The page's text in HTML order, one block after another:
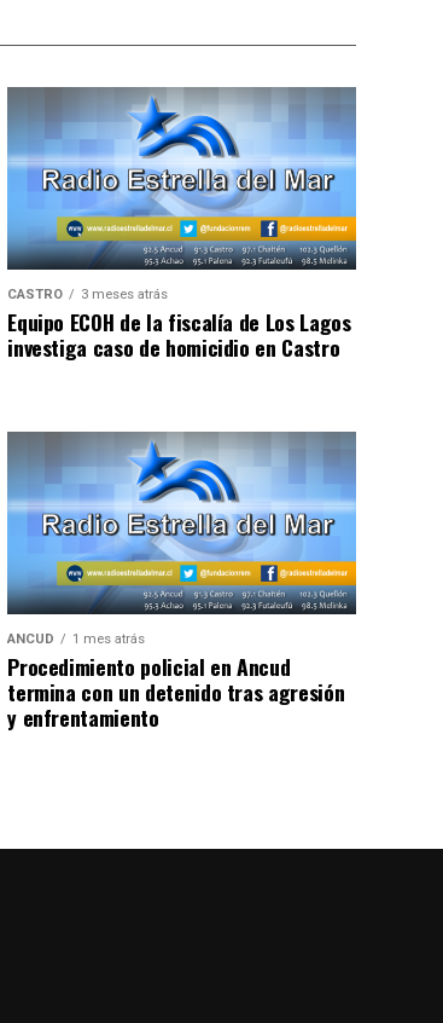
CASTRO 3 meses atrás
Equipo ECOH de la fiscalía de Los Lagos
investiga caso de homicidio en Castro
ANCUD 1 mes atrás
Procedimiento policial en Ancud
termina con un detenido tras agresión
y enfrentamiento